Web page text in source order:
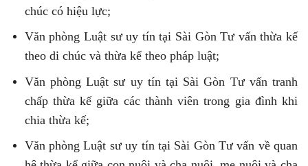
chúc có hiệu lực;
Văn phòng Luật sư uy tín tại Sài Gòn Tư vấn thừa kế
theo di chúc và thừa kế theo pháp luật;
Văn phòng Luật sư uy tín tại Sài Gòn Tư vấn tranh
chấp thừa kế giữa các thành viên trong gia đình khi
chia thừa kế;
Văn phòng Luật sư uy tín tại Sài Gòn Tư vấn về quan